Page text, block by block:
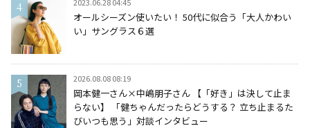
オールシーズン使いたい！ 50代に似合う「大人かわい
い」サングラス６選
2026.08.08 08:19
岡本健一さん×中嶋朋子さん 【「好き」は決して止ま
らない】 「健ちゃんだったらどうする？ 立ち止まるた
びいつも思う」対談インタビュー